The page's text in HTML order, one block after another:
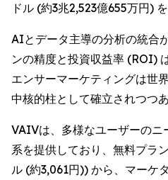
ドル (約3兆2,523億655万円)
AIとデータ主導の分析の統合
ンの精度と投資収益率 (ROI)
エンサーマーケティングは世
中核的柱として確立されつつあ
VAIVは、多様なユーザーのニ
系を提供しており、無料プラ
ル (約3,061円)) から、マーケ